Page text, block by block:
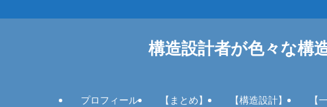
構造設計者が色々な構
プロフィール 【まとめ】 【構造設計】 【